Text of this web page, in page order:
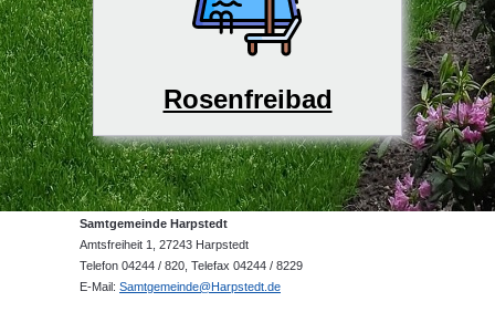
Rosenfreibad
Samtgemeinde Harpstedt
Amtsfreiheit 1, 27243 Harpstedt
Telefon 04244 / 820, Telefax 04244 / 8229
E-Mail: Samtgemeinde@Harpstedt.de